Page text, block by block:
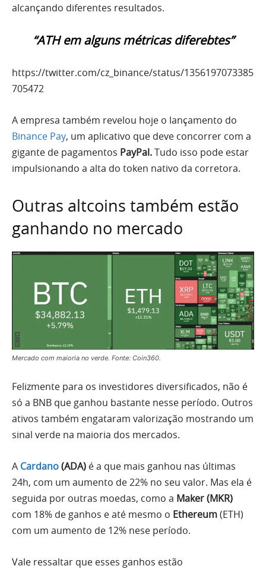
alcançando diferentes resultados.
“ATH em alguns métricas diferebtes”
https://twitter.com/cz_binance/status/1356197073385
705472
A empresa também revelou hoje o lançamento do
Binance Pay, um aplicativo que deve concorrer com a
gigante de pagamentos PayPal.Tudo isso pode estar
impulsionando a alta do token nativo da corretora.
Outras altcoins também estão
ganhando no mercado
Mercado com maioria no verde. Fonte: Coin360.
Felizmente para os investidores diversificados, não é
só a BNB que ganhou bastante nesse período. Outros
ativos também engataram valorização mostrando um
sinal verde na maioria dos mercados.
A Cardano(ADA) é a que mais ganhou nas últimas
24h, com um aumento de 22% no seu valor. Mas ela é
seguida por outras moedas, como a Maker (MKR)
com 18% de ganhos e até mesmo o Ethereum(ETH)
com um aumento de 12% nese período.
Vale ressaltar que esses ganhos estão